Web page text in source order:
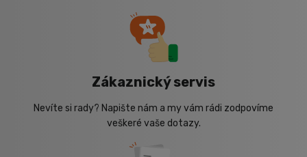
Zákaznický servis
Nevíte si rady? Napište nám a my vám rádi zodpovíme
veškeré vaše dotazy.